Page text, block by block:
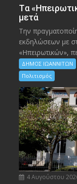
Tα
μετά
Την
εκδηλώσεων με
«Ηπειρωτικών»,
ΔΗΜΟΣ ΙΩΑΝΝΙΤΩΝ
Πολιτισμός
4 Αυγούστου